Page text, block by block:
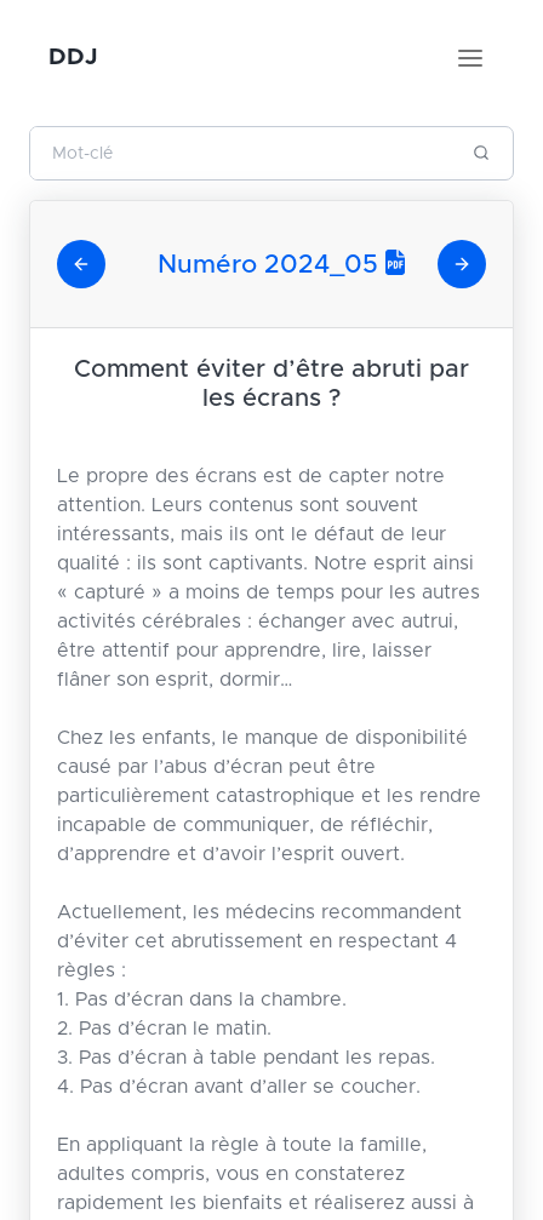
DDJ
Numéro 2024_05
Comment éviter d’être abruti par
les écrans ?
Le propre des écrans est de capter notre
attention. Leurs contenus sont souvent
intéressants, mais ils ont le défaut de leur
qualité : ils sont captivants. Notre esprit ainsi
« capturé » a moins de temps pour les autres
activités cérébrales : échanger avec autrui,
être attentif pour apprendre, lire, laisser
flâner son esprit, dormir…
Chez les enfants, le manque de disponibilité
causé par l’abus d’écran peut être
particulièrement catastrophique et les rendre
incapable de communiquer, de réfléchir,
d’apprendre et d’avoir l’esprit ouvert.
Actuellement, les médecins recommandent
d’éviter cet abrutissement en respectant 4
règles :
1. Pas d’écran dans la chambre.
2. Pas d’écran le matin.
3. Pas d’écran à table pendant les repas.
4. Pas d’écran avant d’aller se coucher.
En appliquant la règle à toute la famille,
adultes compris, vous en constaterez
rapidement les bienfaits et réaliserez aussi à